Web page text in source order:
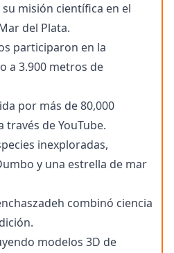
su misión científica en el
del Plata.
participaron en la
a 3.900 metros de
por más de 80,000
través de YouTube.
inexploradas,
y una estrella de mar
combinó ciencia
modelos 3D de